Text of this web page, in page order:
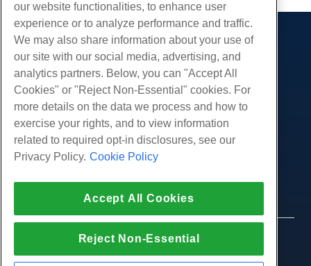
이메일 서버에서 가장 일반적으로 메시지 소스를 인증하고
스팸을...
제품
웹 호스팅
비즈니스 호스팅
리셀러 호스팅
화이트 라벨 리셀러
관리되는 리눅스 VPS
관리되지 않는 리눅스 VPS
관리 창 VPS
관리되지 않는 Windows VPS
클라우드 서버
블록 스토리지
서비스
웹 사이트 마이그레이션
커뮤니티
제품 문서
회사
회사 소개
프레스
우리와 함께 라이브 채팅
지원권을 엽니 다
우리에게 이메일 보내기
© 2010-2026 Hostwinds, ㅏ HostPapa Inc. 회사.
our website functionalities, to enhance user
experience or to analyze performance and traffic.
We may also share information about your use of
our site with our social media, advertising, and
analytics partners. Below, you can "Accept All
Cookies" or "Reject Non-Essential" cookies. For
more details on the data we process and how to
exercise your rights, and to view information
related to required opt-in disclosures, see our
Privacy Policy. Cookie Policy
Accept All Cookies
Reject Non-Essential